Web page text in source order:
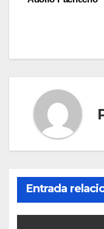
Entrada